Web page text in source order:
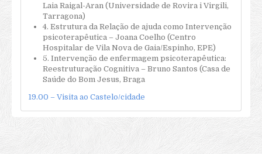
Laia Raigal-Aran (Universidade de Rovira i Virgili,
Tarragona)
4. Estrutura da Relação de ajuda como Intervenção
psicoterapêutica – Joana Coelho (Centro
Hospitalar de Vila Nova de Gaia/Espinho, EPE)
5. Intervenção de enfermagem psicoterapêutica:
Reestruturação Cognitiva – Bruno Santos (Casa de
Saúde do Bom Jesus, Braga
19.00 – Visita ao Castelo/cidade